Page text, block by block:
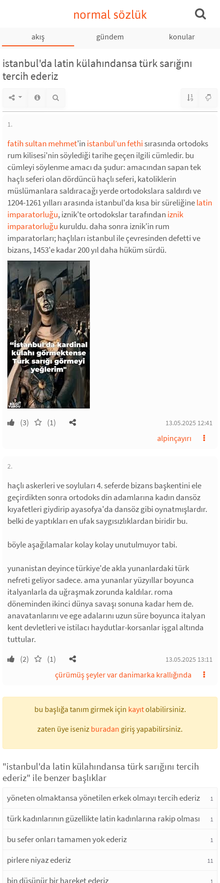
normal sözlük
akış gündem konular
istanbul'da latin külahındansa türk sarığını
tercih ederiz
1.
fatih sultan mehmet'in istanbul’un fethisırasında ortodoks
rum kilisesi'nin söylediği tarihe geçen ilgili cümledir. bu
cümleyi söylenme amacı da şudur: amacından sapan tek
haçlı seferi olan dördüncü haçlı seferi, katoliklerin
müslümanlara saldıracağı yerde ortodokslara saldırdı ve
1204-1261 yılları arasında istanbul'da kısa bir süreliğinelatin
imparatorluğu, iznik'te ortodokslar tarafından iznik
imparatorluğu kuruldu. daha sonra iznik'in rum
imparatorları; haçlıları istanbul ile çevresinden defetti ve
bizans, 1453'e kadar 200 yıl daha hüküm sürdü.
(3) (1) 13.05.2025 12:41
alpinçayırı
2.
haçlı askerleri ve soyluları 4. seferde bizans başkentini ele
geçirdikten sonra ortodoks din adamlarına kadın dansöz
kıyafetleri giydirip ayasofya'da dansöz gibi oynatmışlardır.
belki de yaptıkları en ufak saygısızlıklardan biridir bu.
böyle aşağılamalar kolay kolay unutulmuyor tabi.
yunanistan deyince türkiye'de akla yunanlardaki türk
nefreti geliyor sadece. ama yunanlar yüzyıllar boyunca
italyanlarla da uğraşmak zorunda kaldılar. roma
döneminden ikinci dünya savaşı sonuna kadar hem de.
anavatanlarını ve ege adalarını uzun süre boyunca italyan
kent devletleri ve istilacı haydutlar-korsanlar işgal altında
tuttular.
(2) (1) 13.05.2025 13:11
çürümüş şeyler var danimarka krallığında
bu başlığa tanım girmek için kayıtolabilirsiniz.
zaten üye iseniz buradan giriş yapabilirsiniz.
"istanbul'da latin külahındansa türk sarığını tercih
ederiz" ile benzer başlıklar
yöneten olmaktansa yönetilen erkek olmayı tercih ederiz 1
türk kadınlarının güzellikte latin kadınlarına rakip olması 1
bu sefer onları tamamen yok ederiz 1
pirlere niyaz ederiz 11
bin düşünür bir hareket ederiz 1